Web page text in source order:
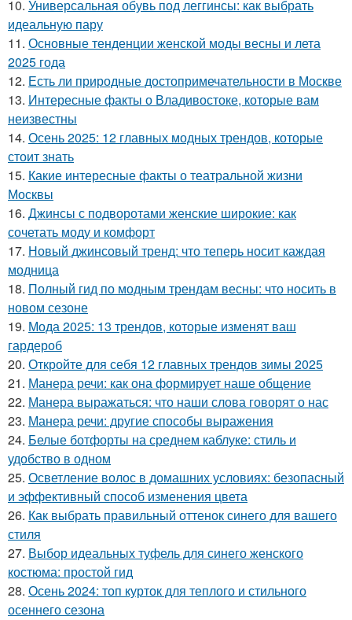
10. Универсальная обувь под леггинсы: как выбрать
идеальную пару
11. Основные тенденции женской моды весны и лета
2025 года
12. Есть ли природные достопримечательности в Москве
13. Интересные факты о Владивостоке, которые вам
неизвестны
14. Осень 2025: 12 главных модных трендов, которые
стоит знать
15. Какие интересные факты о театральной жизни
Москвы
16. Джинсы с подворотами женские широкие: как
сочетать моду и комфорт
17. Новый джинсовый тренд: что теперь носит каждая
модница
18. Полный гид по модным трендам весны: что носить в
новом сезоне
19. Мода 2025: 13 трендов, которые изменят ваш
гардероб
20. Откройте для себя 12 главных трендов зимы 2025
21. Манера речи: как она формирует наше общение
22. Манера выражаться: что наши слова говорят о нас
23. Манера речи: другие способы выражения
24. Белые ботфорты на среднем каблуке: стиль и
удобство в одном
25. Осветление волос в домашних условиях: безопасный
и эффективный способ изменения цвета
26. Как выбрать правильный оттенок синего для вашего
стиля
27. Выбор идеальных туфель для синего женского
костюма: простой гид
28. Осень 2024: топ курток для теплого и стильного
осеннего сезона